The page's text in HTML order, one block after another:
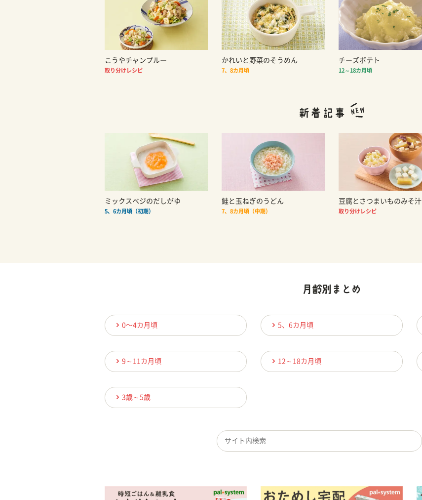
こうやチャンプルー
取り分けレシピ
かれいと野菜のそうめん
7、8カ月頃
チーズポテト
12～18カ月頃
ミックスベジのだしがゆ
5、6カ月頃（初期）
鮭と玉ねぎのうどん
7、8カ月頃（中期）
豆腐とさつまいものみそ汁
取り分けレシピ
0〜4カ月頃 5、6カ月頃
9～11カ月頃 12～18カ月頃
3歳～5歳
検索キーワード入力